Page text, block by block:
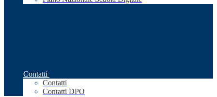
Contatti
Contatti
Contatti DPO